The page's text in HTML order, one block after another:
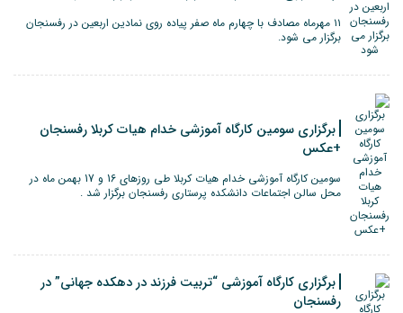
۱۱ مهرماه مصادف با چهارم ماه صفر پیاده روی نمادین اربعین در رفسنجان
برگزار می شود.
برگزاری سومین کارگاه آموزشی خدام هیات کربلا رفسنجان
+عکس
سومین کارگاه آموزشی خدام هیات کربلا طی روزهای 16 و 17 بهمن ماه در
محل سالن اجتماعات دانشکده پرستاری رفسنجان برگزار شد .
برگزاری کارگاه آموزشی “تربیت فرزند در دهکده جهانی” در
رفسنجان